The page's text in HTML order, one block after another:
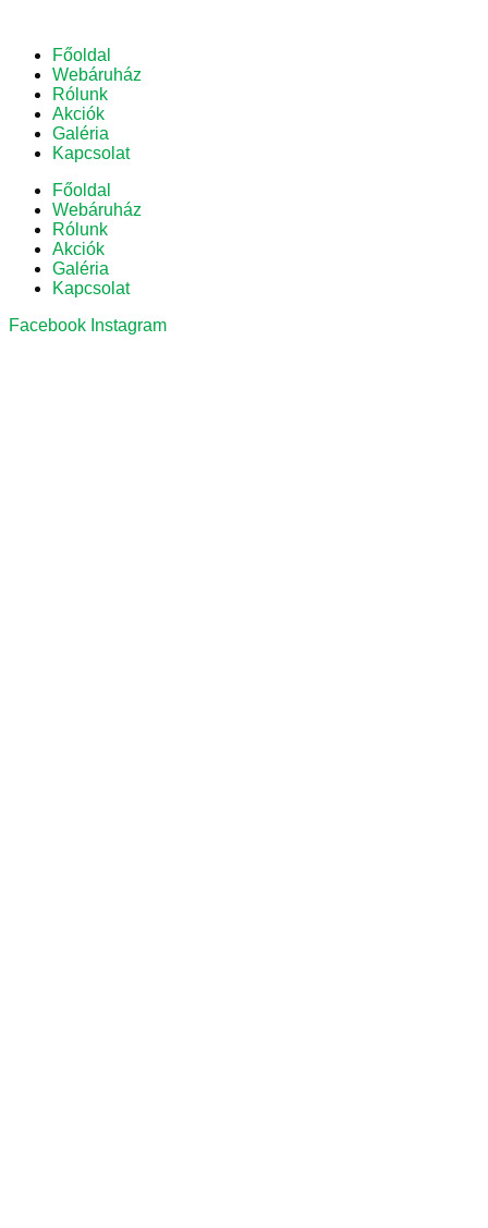
Főoldal
Webáruház
Rólunk
Akciók
Galéria
Kapcsolat
Főoldal
Webáruház
Rólunk
Akciók
Galéria
Kapcsolat
Facebook Instagram